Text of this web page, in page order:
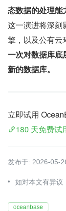
态数据的处理能
这一演进将深刻
擎，以及公有云
一次对数据库底
新的数据库。
立即试用
180 天免费试
发布于: 2026-05-
如对本文有异议
oceanbase